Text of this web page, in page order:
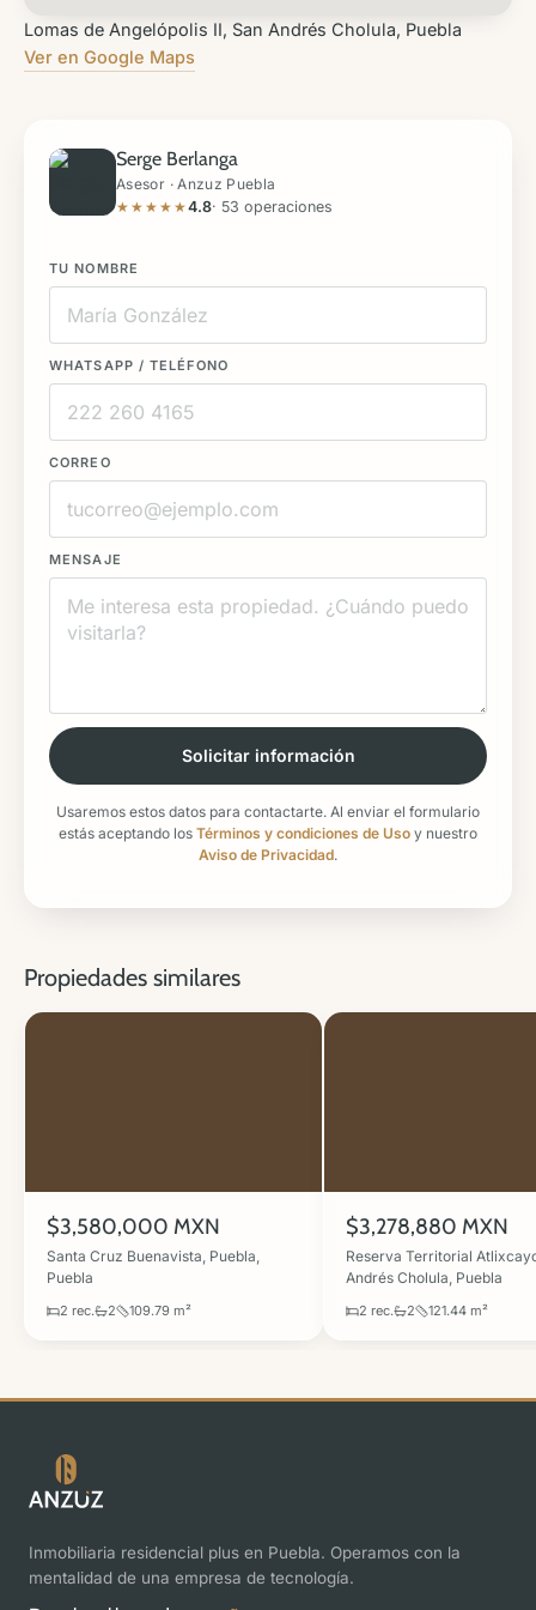
cambiar sin previo aviso. Consulte nuestro aviso de
privacidad en [www.inmueblesanzuz.com/politica-de-
Lomas de Angelópolis II, San Andrés Cholula, Puebla
Ver en Google Maps
Serge Berlanga
Asesor · Anzuz Puebla
★★★★★4.8· 53 operaciones
TU NOMBRE
WHATSAPP / TELÉFONO
CORREO
MENSAJE
Solicitar información
Usaremos estos datos para contactarte. Al enviar el formulario
estás aceptando los Términos y condiciones de Uso y nuestro
Aviso de Privacidad.
Propiedades similares
$3,580,000 MXN
Santa Cruz Buenavista, Puebla,
Puebla
2 rec. 2 109.79 m²
$3,278,880 MXN
Reserva Territorial
Andrés Cholula, Puebla
2 rec. 2 121.44 m²
Inmobiliaria residencial plus en Puebla. Operamos con la
mentalidad de una empresa de tecnología.